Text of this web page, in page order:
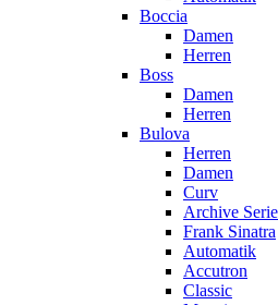
Boccia
Damen
Herren
Boss
Damen
Herren
Bulova
Herren
Damen
Curv
Archive
Frank Sinatra
Automatik
Accutron
Classic